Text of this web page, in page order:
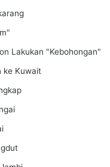
Lakukan "Kebohongan"
ke Kuwait